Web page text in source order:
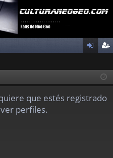
ist
que estés registrado
perfiles.